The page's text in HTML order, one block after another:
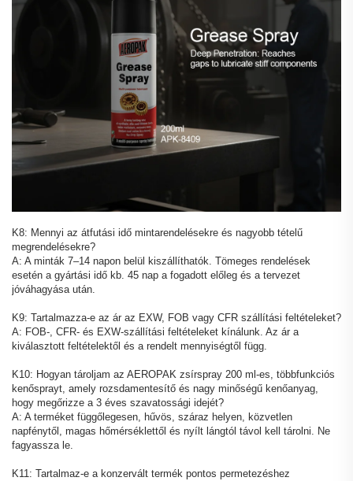
K8: Mennyi az átfutási idő mintarendelésekre és nagyobb tételű
megrendelésekre?
A: A minták 7–14 napon belül kiszállíthatók. Tömeges rendelések
esetén a gyártási idő kb. 45 nap a fogadott előleg és a tervezet
jóváhagyása után.
K9: Tartalmazza-e az ár az EXW, FOB vagy CFR szállítási feltételeket?
A: FOB-, CFR- és EXW-szállítási feltételeket kínálunk. Az ár a
kiválasztott feltételektől és a rendelt mennyiségtől függ.
K10: Hogyan tároljam az AEROPAK zsírspray 200 ml-es, többfunkciós
kenősprayt, amely rozsdamentesítő és nagy minőségű kenőanyag,
hogy megőrizze a 3 éves szavatossági idejét?
A: A terméket függőlegesen, hűvös, száraz helyen, közvetlen
napfénytől, magas hőmérséklettől és nyílt lángtól távol kell tárolni. Ne
fagyassza le.
K11: Tartalmaz-e a konzervált termék pontos permetezéshez